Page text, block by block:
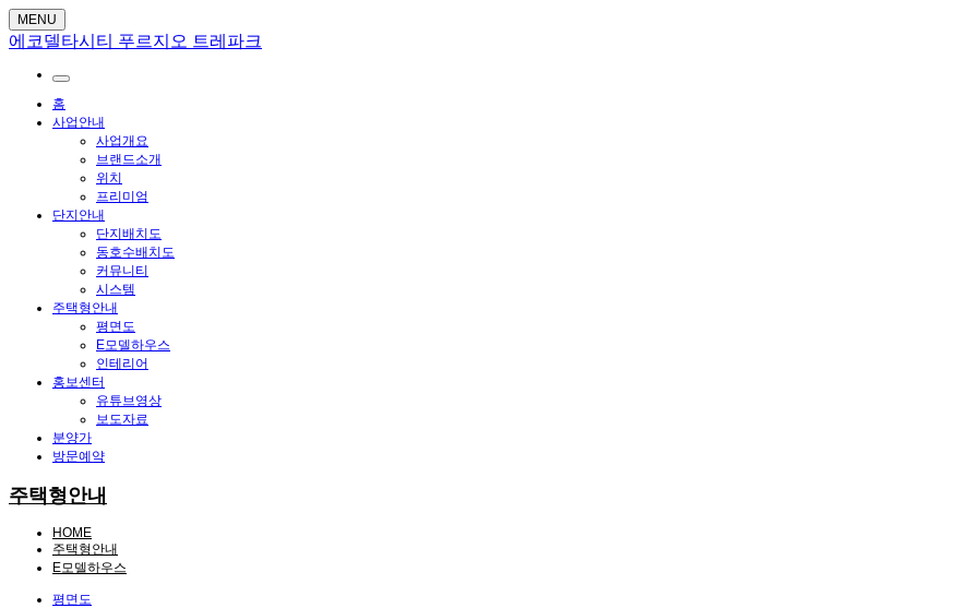
MENU
에코델타시티 푸르지오 트레파크
홈
사업안내
사업개요
브랜드소개
위치
프리미엄
단지안내
단지배치도
동호수배치도
커뮤니티
시스템
주택형안내
평면도
E모델하우스
인테리어
홍보센터
유튜브영상
보도자료
분양가
방문예약
주택형안내
HOME
주택형안내
E모델하우스
평면도